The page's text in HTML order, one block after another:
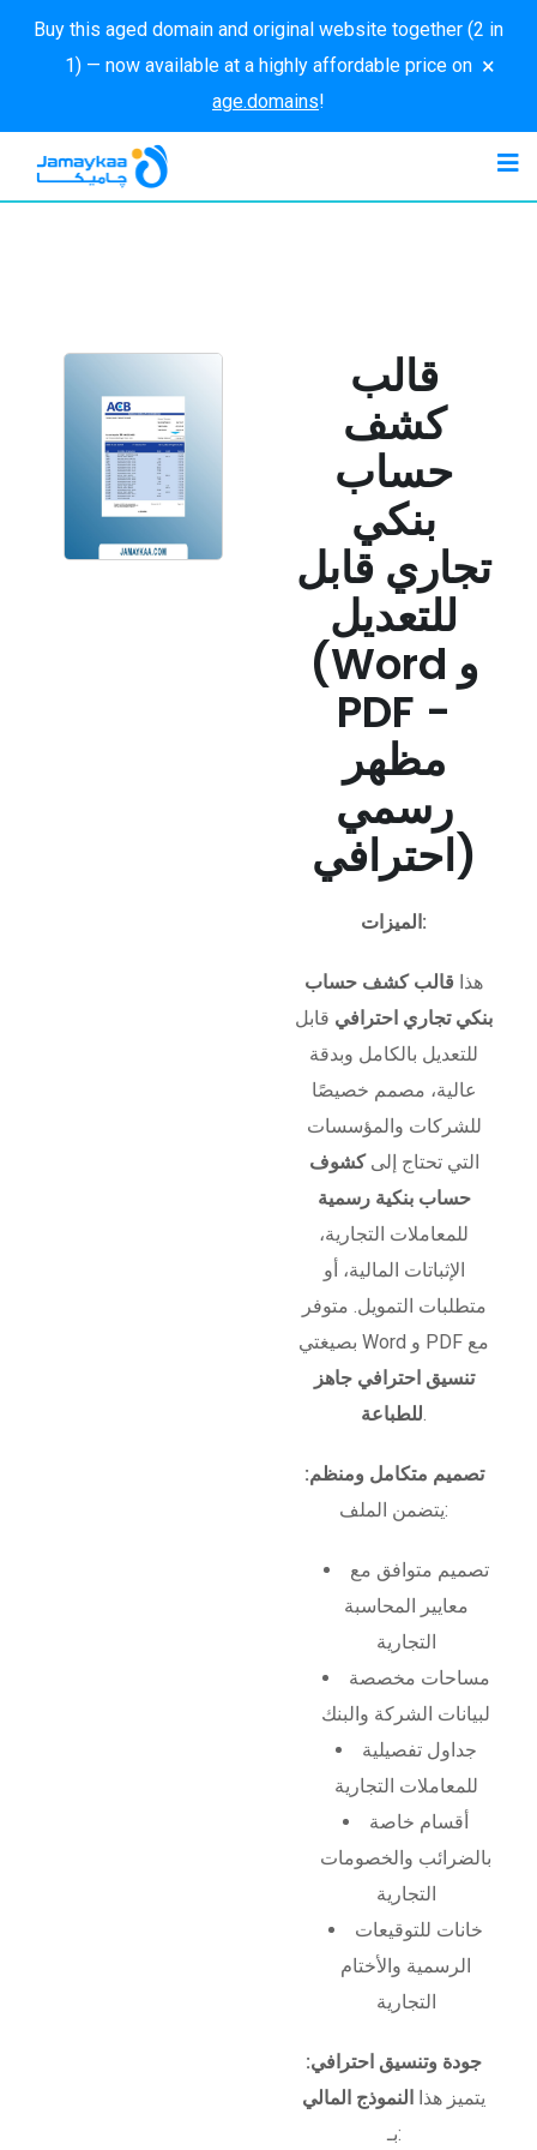
Buy this aged domain and original website together (2 in
1) — now available at a highly affordable price on
age.domains!
×
قالب
كشف
حساب
بنكي
تجاري قابل
للتعديل
(Word و
PDF -
مظهر
رسمي
احترافي)
الميزات:
هذا قالب كشف حساب
بنكي تجاري احترافي قابل
للتعديل بالكامل وبدقة
عالية، مصمم خصيصًا
للشركات والمؤسسات
التي تحتاج إلىكشوف
حساب بنكية رسمية
للمعاملات التجارية،
الإثباتات المالية، أو
متطلبات التمويل. متوفر
بصيغتي Word و PDF مع
تنسيق احترافي جاهز
للطباعة.
تصميم متكامل ومنظم:
يتضمن الملف:
تصميم متوافق مع
معايير المحاسبة
التجارية
مساحات مخصصة
لبيانات الشركة والبنك
جداول تفصيلية
للمعاملات التجارية
أقسام خاصة
بالضرائب والخصومات
التجارية
خانات للتوقيعات
الرسمية والأختام
التجارية
جودة وتنسيق احترافي:
يتميز هذا
النموذج المالي
بـ: